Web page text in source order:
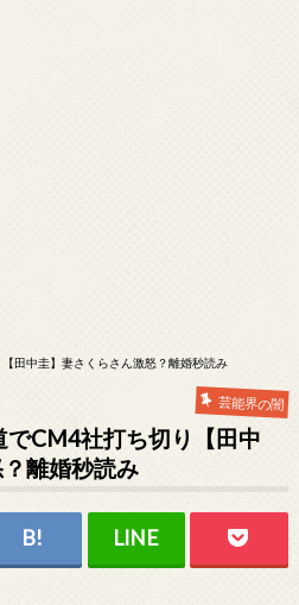
田中圭】妻さくらさん激怒？離婚秒読み
芸能界の闇
でCM4社打ち切り【田中
離婚秒読み